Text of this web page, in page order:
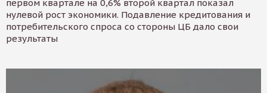
первом квартале на 0,6% второй квартал показал
нулевой рост экономики. Подавление кредитования и
потребительского спроса со стороны ЦБ дало свои
результаты